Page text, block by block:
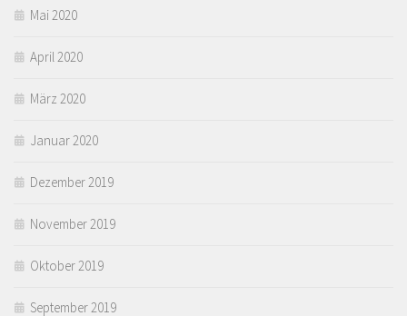
Mai 2020
April 2020
März 2020
Januar 2020
Dezember 2019
November 2019
Oktober 2019
September 2019